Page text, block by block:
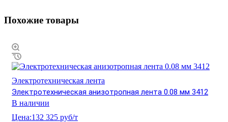
Похожие товары
Электротехническая лента
Электротехническая анизотропная лента 0.08 мм 3412
В наличии
Цена:132 325 руб/т